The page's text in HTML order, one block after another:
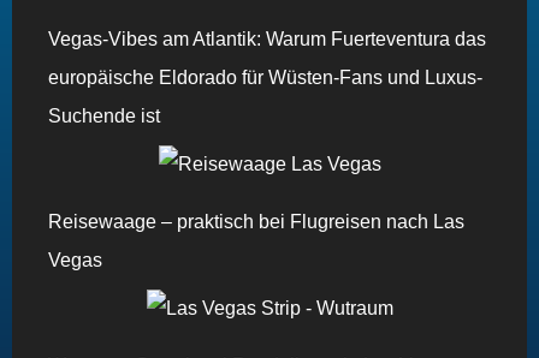
Vegas-Vibes am Atlantik: Warum Fuerteventura das
europäische Eldorado für Wüsten-Fans und Luxus-
Suchende ist
Reisewaage – praktisch bei Flugreisen nach Las
Vegas